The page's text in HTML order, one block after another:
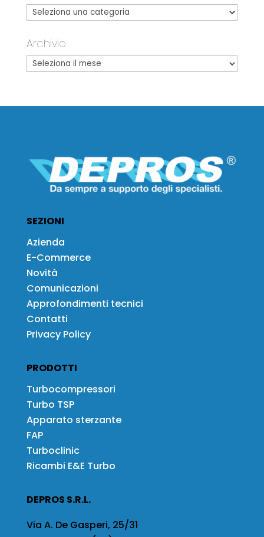
Archivio
SEZIONI
Azienda
E-Commerce
Novità
Comunicazioni
Approfondimenti tecnici
Contatti
Privacy Policy
PRODOTTI
Turbocompressori
Turbo TSP
Apparato sterzante
FAP
Turboclinic
Ricambi E&E Turbo
DEPROS S.R.L.
Via A. De Gasperi, 25/31